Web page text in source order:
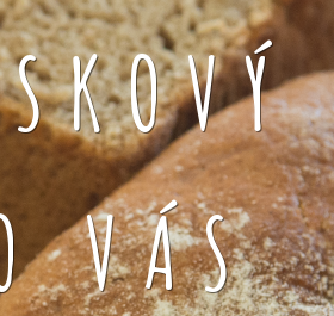
VÁS